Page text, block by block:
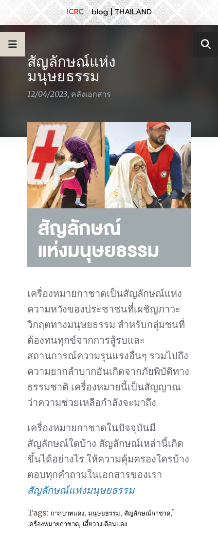
สัญลักษณ์แห่ง
มนุษยธรรม
12/04/2023, คลังเอกสาร
เครื่องหมายกาชาดเป็นสัญลักษณ์แห่ง
ความหวังของประชาชนที่เผชิญภาวะ
วิกฤตทางมนุษยธรรม สำหรับกลุ่มชนที่
ต้องทนทุกข์จากการสู้รบและ
สถานการณ์ความรุนแรงอื่นๆ รวมไปถึง
ความยากลำบากอันเกิดจากภัยพิบัติทาง
ธรรมชาติ เครื่องหมายนี้เป็นสัญญาณ
ว่าความช่วยเหลือกำลังจะมาถึง
เครื่องหมายกาชาดในปัจจุบันมี
สัญลักษณ์ใดบ้าง สัญลักษณ์เหล่านี้เกิด
ขึ้นได้อย่างไร ให้ความคุ้มครองใครบ้าง
ตอบทุกคำถามในเอกสารของเรา
สัญลักษณ์แห่งมนุษยธรรม
Tags: กากบาทแดง, มนุษยธรรม, สัญลักษณ์กาชาด,
เครื่องหมายกาชาด, เสี้ยววงเดือนแดง